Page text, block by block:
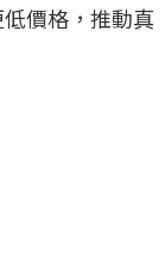
價格，推動真